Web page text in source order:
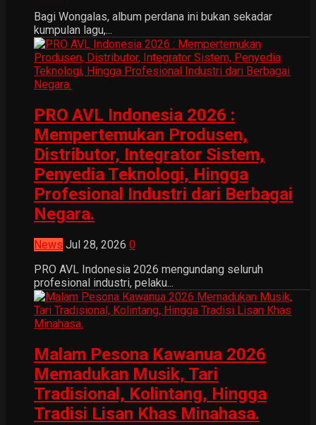
Bagi Wongalas, album perdana ini bukan sekadar
kumpulan lagu,...
PRO AVL Indonesia 2026 :
Mempertemukan Produsen,
Distributor, Integrator Sistem,
Penyedia Teknologi, Hingga
Profesional Industri dari Berbagai
Negara.
News Jul 28, 2026 0
PRO AVL Indonesia 2026 mengundang seluruh
profesional industri, pelaku...
Malam Pesona Kawanua 2026
Memadukan Musik, Tari
Tradisional, Kolintang, Hingga
Tradisi Lisan Khas Minahasa.